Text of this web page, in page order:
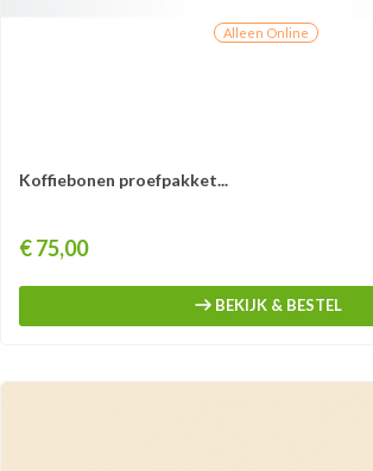
Alleen Online
Koffiebonen proefpakket...
Prijs
€ 75,00
BEKIJK & BESTEL